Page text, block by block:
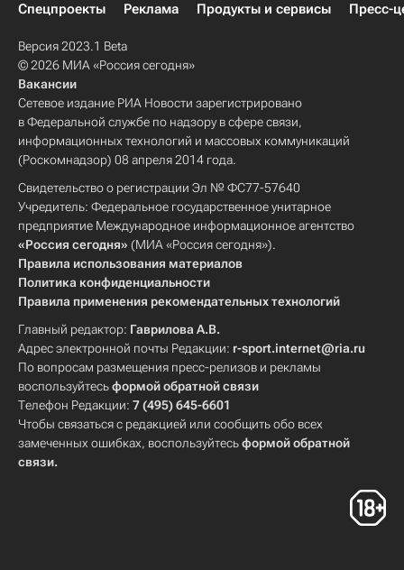
Спецпроекты
Реклама Продукты и сервисы Пресс-
Версия 2023.1 Beta
© 2026 МИА «Россия сегодня»
Вакансии
Сетевое издание РИА Новости зарегистрировано
в Федеральной службе по надзору в сфере связи,
информационных технологий и массовых коммуникаций
(Роскомнадзор) 08 апреля 2014 года.
Свидетельство о регистрации Эл № ФС77-57640
Учредитель: Федеральное государственное унитарное
предприятие Международное информационное агентство
«Россия сегодня» (МИА «Россия сегодня»).
Правила использования материалов
Политика конфиденциальности
Правила применения рекомендательных технологий
Главный редактор: Гаврилова А.В.
Адрес электронной почты Редакции: r-sport.internet@ria.ru
По вопросам размещения пресс-релизов и рекламы
воспользуйтесьформой обратной связи
Телефон Редакции: 7 (495) 645-6601
Чтобы связаться с редакцией или сообщить обо всех
замеченных ошибках, воспользуйтесьформой обратной
связи.